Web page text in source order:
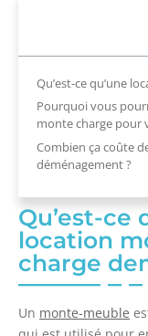
Qu’est-ce qu’une
Pourquoi vous
monte charge pour
Combien ça coûte
déménagement ?
Qu’est-ce
location
charge de
Un monte-meuble